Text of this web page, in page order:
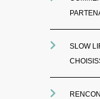
SLOW